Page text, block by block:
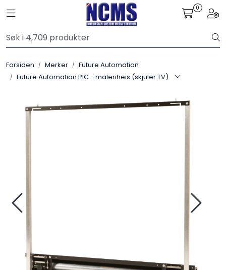
Toggle navigation 0
Forsiden Merker
Future Automation
Future Automation PIC - maleriheis (skjuler TV)
Control4
SONOS
Kabler
Tilbehør